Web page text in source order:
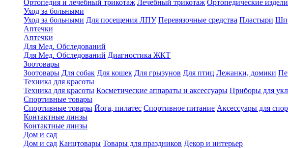
Ортопедия и лечебный трикотаж Лечебный трикотаж Ортопедические
Уход за больными
Уход за больными Для посещения ЛПУ Перевязочные средства Пластыри
Аптечки
Аптечки
Для Мед. Обследований
Для Мед. Обследований Диагностика ЖКТ
Зоотовары
Зоотовары Для собак Для кошек Для грызунов Для птиц Лежанки, домики
Техника для красоты
Техника для красоты Косметические аппараты и аксессуары Приборы для
Спортивные товары
Спортивные товары Йога, пилатес Спортивное питание Аксессуары для
Контактные линзы
Контактные линзы
Дом и сад
Дом и сад Канцтовары Товары для праздников Декор и интерьер